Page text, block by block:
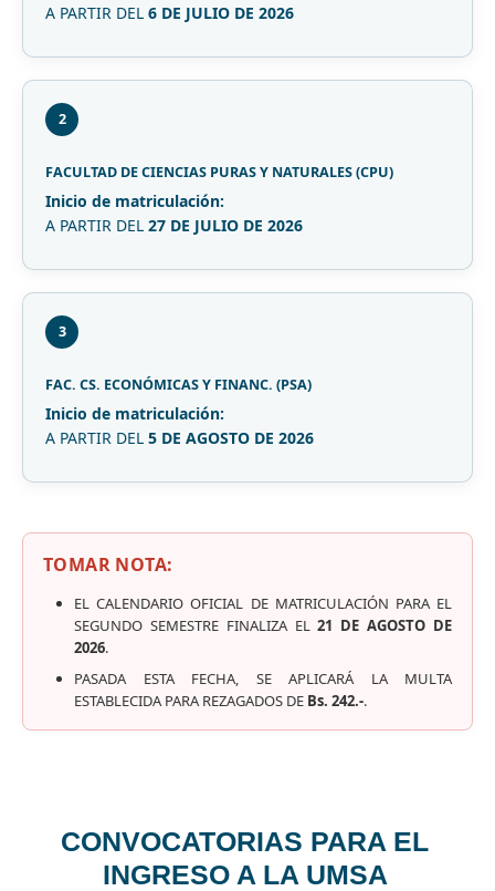
A PARTIR DEL 6 DE JULIO DE 2026
2
FACULTAD DE CIENCIAS PURAS Y NATURALES (CPU)
Inicio de matriculación:
A PARTIR DEL 27 DE JULIO DE 2026
3
FAC. CS. ECONÓMICAS Y FINANC. (PSA)
Inicio de matriculación:
A PARTIR DEL 5 DE AGOSTO DE 2026
TOMAR NOTA:
EL CALENDARIO OFICIAL DE MATRICULACIÓN PARA EL
SEGUNDO SEMESTRE FINALIZA EL21 DE AGOSTO DE
2026.
PASADA ESTA FECHA, SE APLICARÁ LA MULTA
ESTABLECIDA PARA REZAGADOS DE Bs. 242.-.
CONVOCATORIAS PARA EL
INGRESO A LA UMSA